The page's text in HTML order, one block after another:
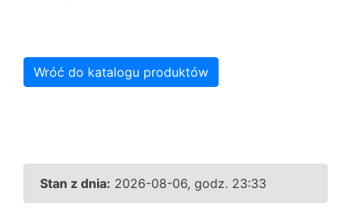
Wróć do katalogu produktów
Stan z dnia: 2026-08-06, godz. 23:33